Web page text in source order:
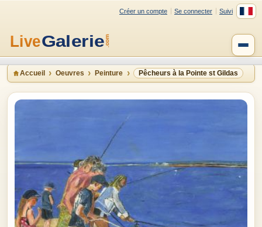
Créer un compte Se connecter Suivi
Accueil Oeuvres Peinture Pêcheurs à la Pointe st Gildas